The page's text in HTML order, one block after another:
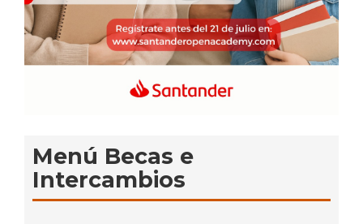
Menú Becas e
Intercambios